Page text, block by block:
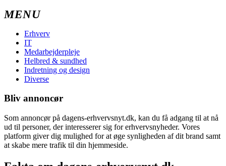
Erhverv
IT
Medarbejderpleje
Helbred & sundhed
Indretning og design
Diverse
Bliv annoncør
Som annoncør på dagens-erhvervsnyt.dk, kan du få adgang til at nå
ud til personer, der interesserer sig for erhvervsnyheder. Vores
platform giver dig mulighed for at øge synligheden af dit brand samt
at skabe mere trafik til din hjemmeside.